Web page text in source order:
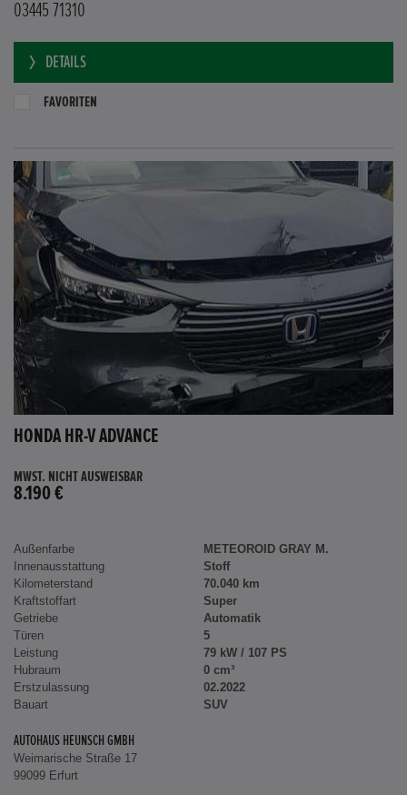
03445 71310
DETAILS
FAVORITEN
HONDA HR-V ADVANCE
MWST. NICHT AUSWEISBAR
8.190 €
Außenfarbe
METEOROID GRAY M.
Innenausstattung
Stoff
Kilometerstand
70.040 km
Kraftstoffart
Super
Getriebe
Automatik
Türen
5
Leistung
79 kW / 107 PS
Hubraum
0 cm³
Erstzulassung
02.2022
Bauart
SUV
AUTOHAUS HEUNSCH GMBH
Weimarische Straße 17
99099 Erfurt